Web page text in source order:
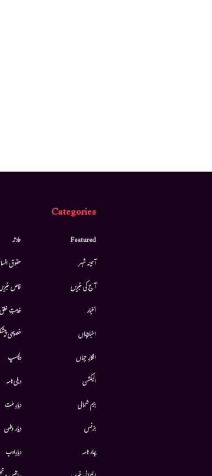
Categories
Featured
آئینہ شہر
آج کی خبریں
أخبار
اخبارجہاں
افکارِ جہاں
الیکشن
بزم شمال
بزنس
بہار نامہ
حادثہ
حقوق
خاص
خدمتِ خلق
خصوصی
دلچسپ
دہلی نامہ
دیارِ ملت
دیار وطن
دیارِادب